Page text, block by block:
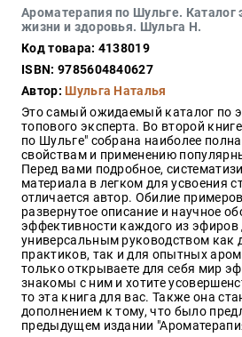
Ароматерапия по Шульге.
жизни и здоровья. Шульга Н.
Код товара: 4138019
ISBN: 9785604840627
Автор:Шульга Наталья
Это самый ожидаемый каталог по
топового эксперта. Во второй
по Шульге" собрана наиболее
свойствам и применению
Перед вами подробное,
материала в легком для усвоения
отличается автор. Обилие
развернутое описание и научное
эффективности каждого из
универсальным руководством как
практиков, так и для опытных
только открываете для себя мир
знакомы с ним и хотите
то эта книга для вас. Также она
дополнением к тому, что было
предыдущем издании
Закон
Красота
и
Оптовикам
Авторам
Контакты
Мероприятия
+7(499)
350-17-
79
Москва